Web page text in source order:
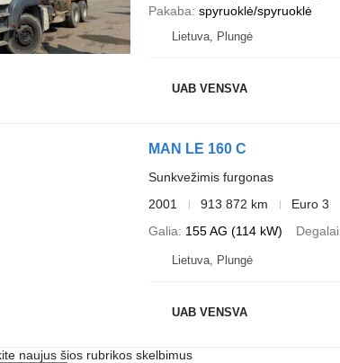
Pakaba spyruoklė/spyruoklė
Lietuva, Plungė
UAB VENSVA
MAN LE 160 C
Sunkvežimis furgonas
2001
913 872 km
Euro 3
Galia
155 AG (114 kW) Degalai
Lietuva, Plungė
UAB VENSVA
naujus šios rubrikos skelbimus